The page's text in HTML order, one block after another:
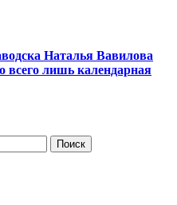
Наталья Вавилова
всего лишь календарная